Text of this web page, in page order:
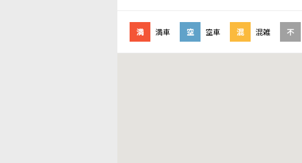
満 満車 空 空車 混 混雑 不